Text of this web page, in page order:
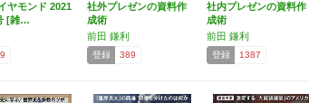
ヤモンド 2021
[雑…
9
社外プレゼンの資料作
成術
前田 鎌利
登録 389
社内プレゼンの資料作
成術
前田 鎌利
登録 1387